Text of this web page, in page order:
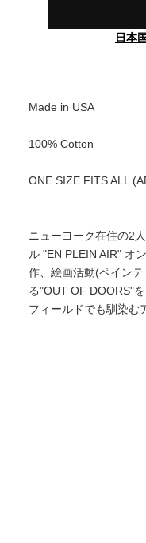
日本
Made in USA
100% Cotton
ONE SIZE FITS ALL
ニューヨーク在住の2
ル "EN PLEIN AIR" オ
作、絵画活動(ペイン
る"OUT OF DOORS"
フィールドでも馴染む